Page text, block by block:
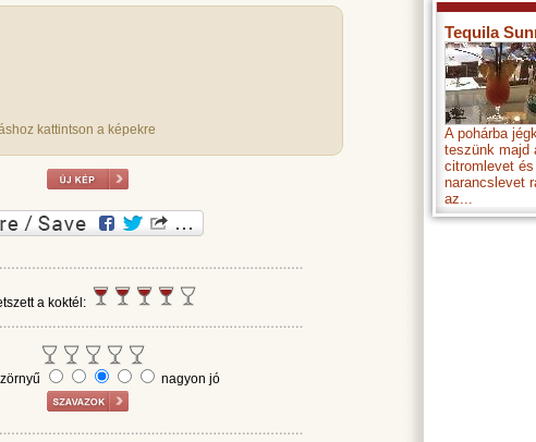
kattintson a képekre
a koktél:
nagyon jó
Tequila
A pohárba
teszünk majd
citromlevet
narancslevet
az...